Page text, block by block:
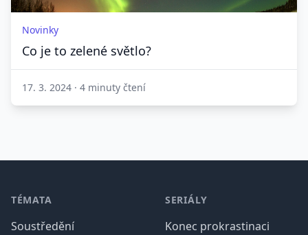
Novinky
Co je to zelené světlo?
17. 3. 2024 · 4 minuty čtení
TÉMATA
Soustředění
SERIÁLY
Konec prokrastinaci